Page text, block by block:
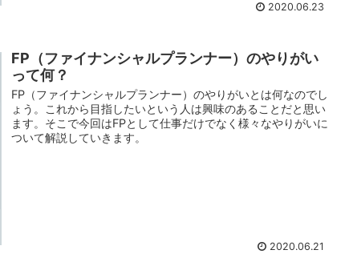
2020.06.23
FP（ファイナンシャルプランナー）のやりがい
って何？
FP（ファイナンシャルプランナー）のやりがいとは何なのでし
ょう。これから目指したいという人は興味のあることだと思い
ます。そこで今回はFPとして仕事だけでなく様々なやりがいに
ついて解説していきます。
2020.06.21